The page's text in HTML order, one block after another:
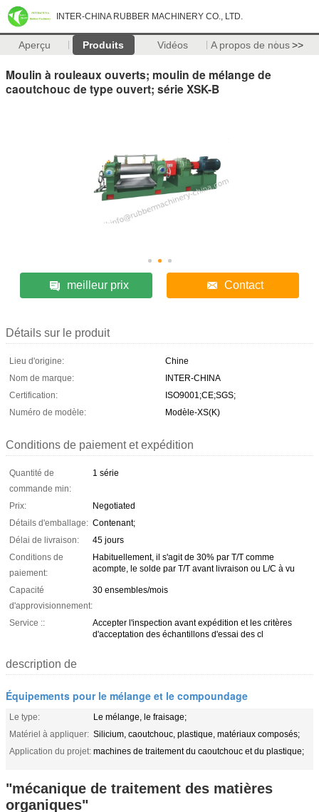
INTER-CHINA RUBBER MACHINERY CO., LTD.
Aperçu Produits Vidéos A propos de nous>>
Moulin à rouleaux ouverts; moulin de mélange de
caoutchouc de type ouvert; série XSK-B
meilleur prix Contact
Détails sur le produit
Lieu d'origine:
Chine
Nom de marque:
INTER-CHINA
Certification:
ISO9001;CE;SGS;
Numéro de modèle:
Modèle-XS(K)
Conditions de paiement et expédition
Quantité de
commande min:
1 série
Prix:
Negotiated
Détails d'emballage: Contenant;
Délai de livraison:
45 jours
Conditions de
paiement:
Habituellement, il s'agit de 30% par T/T comme
acompte, le solde par T/T avant livraison ou L/C à vu
Capacité
d'approvisionnement:
30 ensembles/mois
Service ::
Accepter l'inspection avant expédition et les critères
d'acceptation des échantillons d'essai des cl
description de
Équipements pour le mélange et le compoundage
Le type:
Le mélange, le fraisage;
Matériel à appliquer: Silicium, caoutchouc, plastique, matériaux composés;
Application du projet: machines de traitement du caoutchouc et du plastique;
"mécanique de traitement des matières
organiques"